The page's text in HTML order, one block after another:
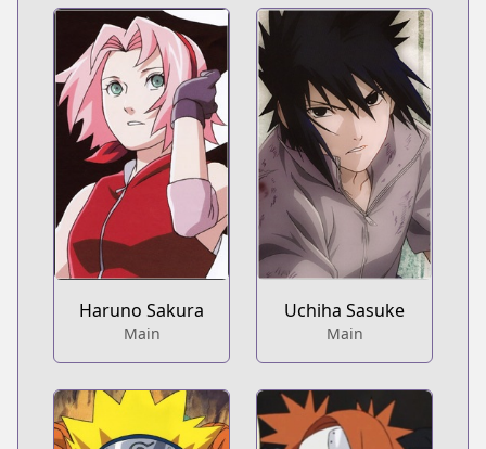
Haruno Sakura
Main
Uchiha Sasuke
Main